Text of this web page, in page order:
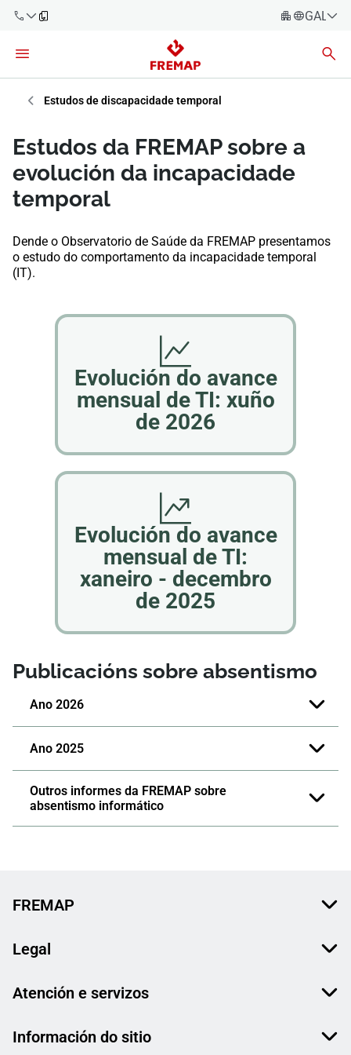
900 61 00
61
+34 91
919 61 61
900 61 00
61
Español
Valencià
Empresas
Asesorías
Traballadores
Autónomos
provedores
Estudos de discapacidade temporal
Estudos da FREMAP sobre a
evolución da incapacidade
temporal
Dende o Observatorio de Saúde da FREMAP presentamos
o estudo do comportamento da incapacidade temporal
(IT).
​​​​​​​​​​​​​​​​​​​​​​​​Evolución do avance
mensual de TI: xuño
de 2026
​​​​​​​​​​​​​​​​​​​​​​​​Evolución do avance
mensual de TI:
xaneiro - decembro
de 2025
Publicacións sobre absentismo
Ano 2026
Ano 2025
Outros informes da FREMAP sobre
absentismo informático
FREMAP
Legal
Atención e servizos
Información do sitio